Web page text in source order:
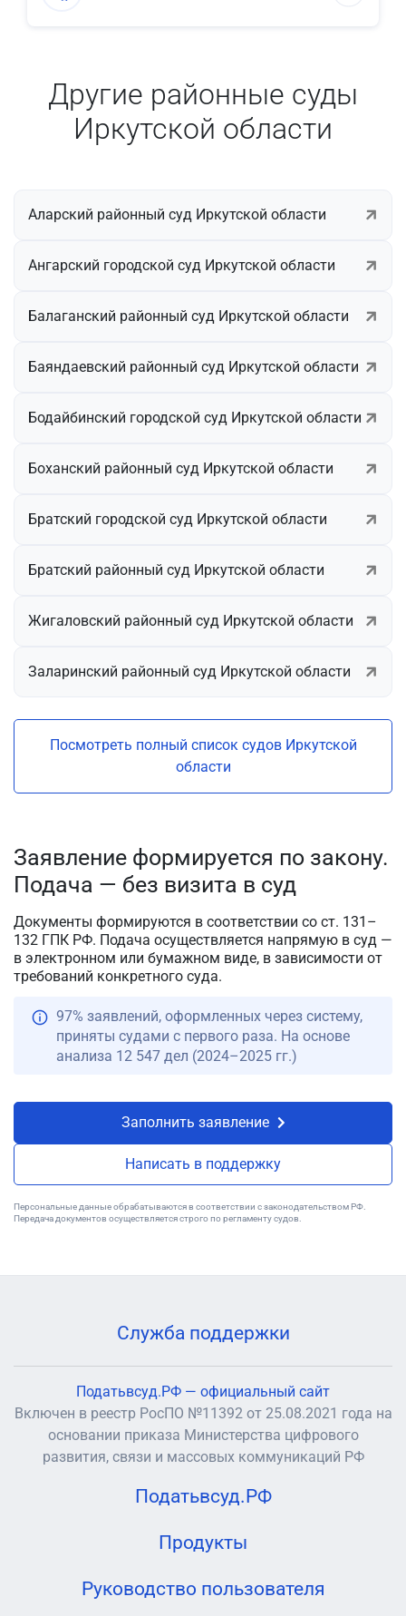
Другие районные суды
Иркутской области
Аларский районный суд Иркутской области
Ангарский городской суд Иркутской области
Балаганский районный суд Иркутской области
Баяндаевский районный суд Иркутской области
Бодайбинский городской суд Иркутской области
Боханский районный суд Иркутской области
Братский городской суд Иркутской области
Братский районный суд Иркутской области
Жигаловский районный суд Иркутской области
Заларинский районный суд Иркутской области
Посмотреть полный список судов Иркутской
области
Заявление формируется по закону.
Подача — без визита в суд
Документы формируются в соответствии со ст. 131–
132 ГПК РФ. Подача осуществляется напрямую в суд —
в электронном или бумажном виде, в зависимости от
требований конкретного суда.
97% заявлений, оформленных через систему,
приняты судами с первого раза. На основе
анализа 12 547 дел (2024–2025 гг.)
Заполнить заявление
Написать в поддержку
Персональные данные обрабатываются в соответствии с законодательством РФ.
Передача документов осуществляется строго по регламенту судов.
Служба поддержки
Податьвсуд.РФ — официальный сайт
Включен в реестр РосПО №11392 от 25.08.2021 года на
основании приказа Министерства цифрового
развития, связи и массовых коммуникаций РФ
Податьвсуд.РФ
Продукты
Руководство пользователя